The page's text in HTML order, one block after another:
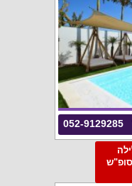
052-9129285
ללילה
בסופ"ש